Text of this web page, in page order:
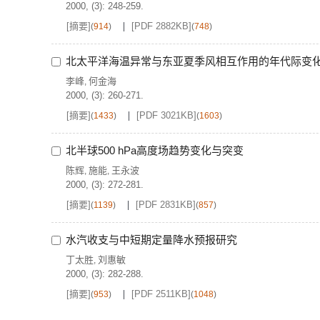
2000, (3): 248-259.
[摘要](914) [PDF 2882KB](748)
北太平洋海温异常与东亚夏季风相互作用的年代际变
李峰, 何金海
2000, (3): 260-271.
[摘要](1433) [PDF 3021KB](1603)
北半球500 hPa高度场趋势变化与突变
陈辉, 施能, 王永波
2000, (3): 272-281.
[摘要](1139) [PDF 2831KB](857)
水汽收支与中短期定量降水预报研究
丁太胜, 刘惠敏
2000, (3): 282-288.
[摘要](953) [PDF 2511KB](1048)